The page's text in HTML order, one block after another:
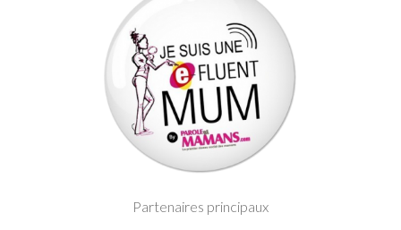
Partenaires principaux